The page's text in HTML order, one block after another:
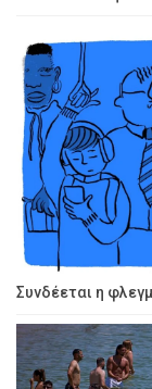
Συνδέεται η